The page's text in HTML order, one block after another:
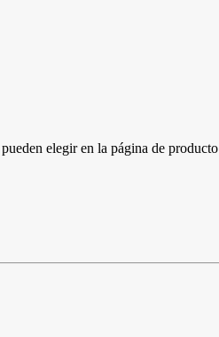
elegir en la página de producto